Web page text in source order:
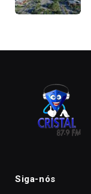
Siga-nós